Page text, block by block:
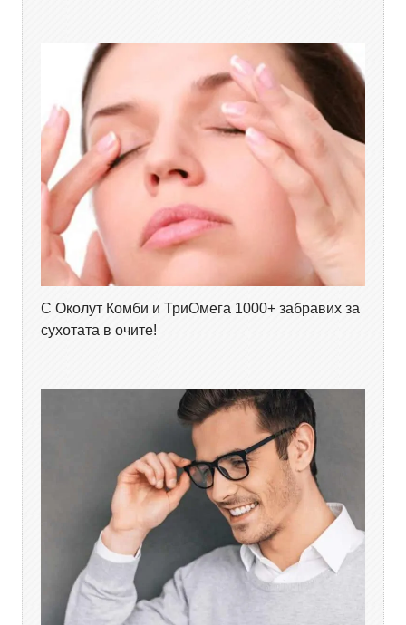
С Околут Комби и ТриОмега 1000+ забравих за
сухотата в очите!